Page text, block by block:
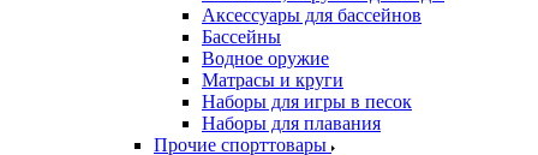
Аксессуары для бассейнов
Бассейны
Водное оружие
Матрасы и круги
Наборы для игры в песок
Наборы для плавания
Прочие спорттовары